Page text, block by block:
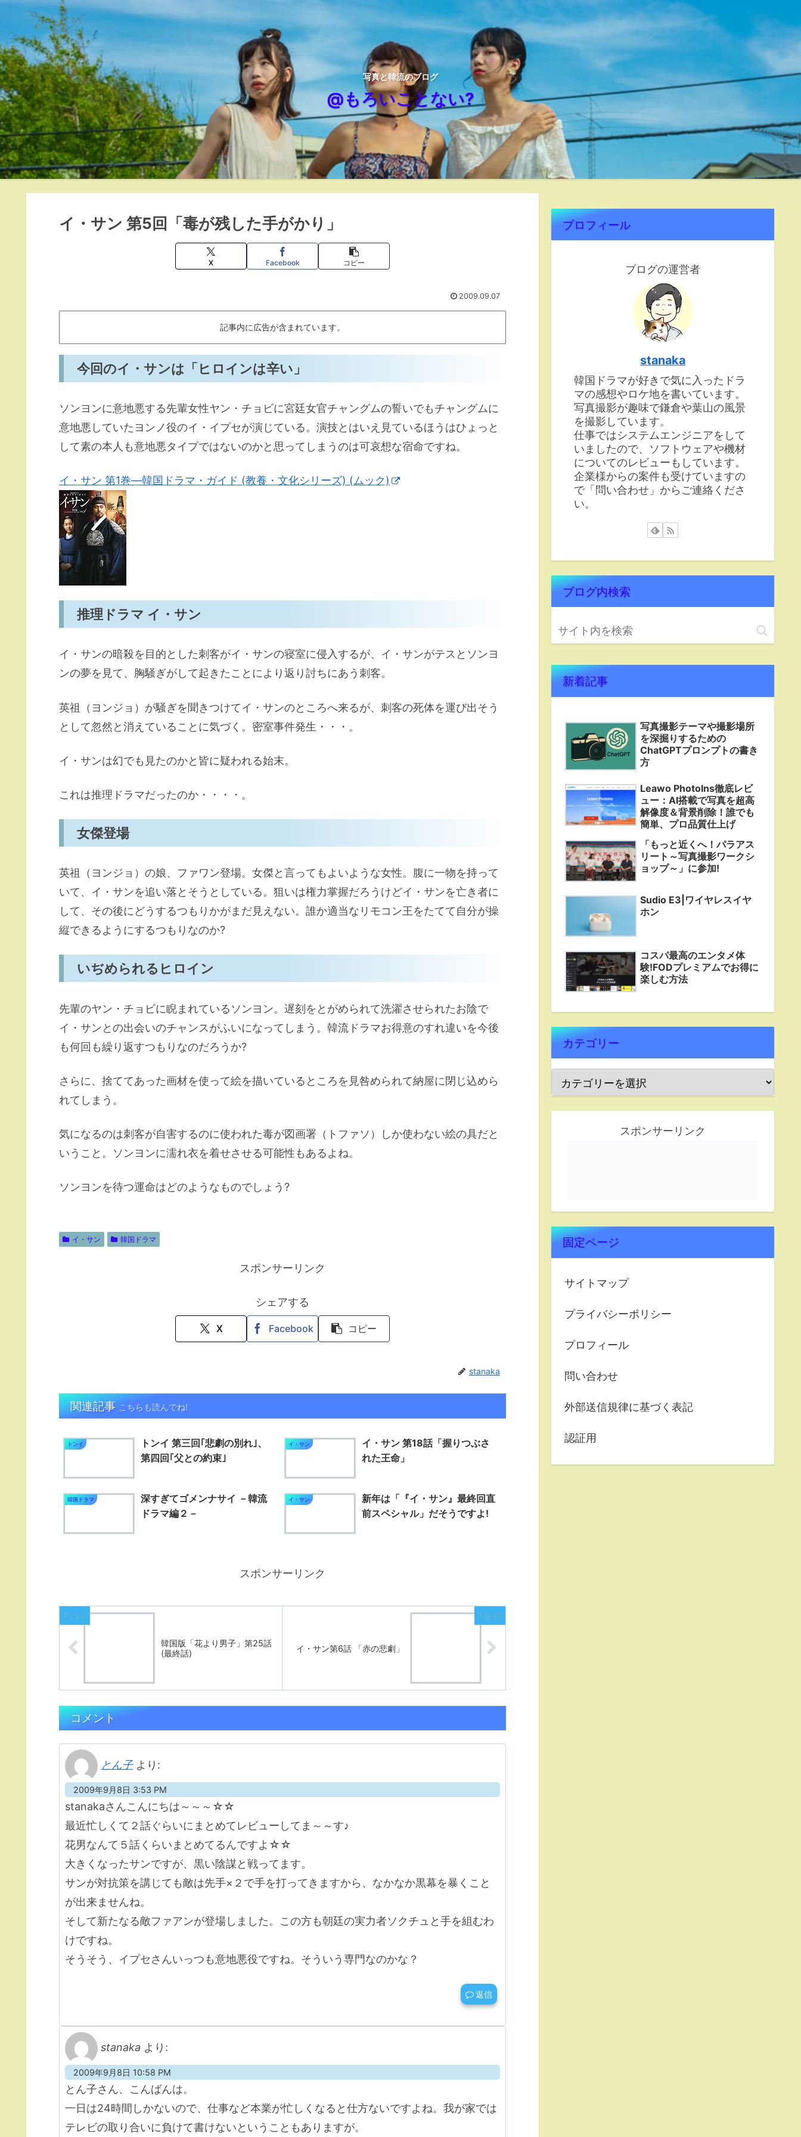
写真と韓流のブログ
@もろいことない?
イ・サン 第5回「毒が残した手がかり」
X Facebook コピー
2009.09.07
記事内に広告が含まれています。
今回のイ・サンは「ヒロインは辛い」
ソンヨンに意地悪する先輩女性ヤン・チョビに宮廷女官チャングムの誓いでもチャングムに
意地悪していたヨンノ役のイ・イプセが演じている。演技とはいえ見ているほうはひょっと
して素の本人も意地悪タイプではないのかと思ってしまうのは可哀想な宿命ですね。
イ・サン 第1巻―韓国ドラマ・ガイド (教養・文化シリーズ) (ムック)
推理ドラマ イ・サン
イ・サンの暗殺を目的とした刺客がイ・サンの寝室に侵入するが、イ・サンがテスとソンヨ
ンの夢を見て、胸騒ぎがして起きたことにより返り討ちにあう刺客。
英祖（ヨンジョ）が騒ぎを聞きつけてイ・サンのところへ来るが、刺客の死体を運び出そう
として忽然と消えていることに気づく。密室事件発生・・・。
イ・サンは幻でも見たのかと皆に疑われる始末。
これは推理ドラマだったのか・・・・。
女傑登場
英祖（ヨンジョ）の娘、ファワン登場。女傑と言ってもよいような女性。腹に一物を持って
いて、イ・サンを追い落とそうとしている。狙いは権力掌握だろうけどイ・サンを亡き者に
して、その後にどうするつもりかがまだ見えない。誰か適当なリモコン王をたてて自分が操
縦できるようにするつもりなのか?
いぢめられるヒロイン
先輩のヤン・チョビに睨まれているソンヨン。遅刻をとがめられて洗濯させられたお陰で
イ・サンとの出会いのチャンスがふいになってしまう。韓流ドラマお得意のすれ違いを今後
も何回も繰り返すつもりなのだろうか?
さらに、捨ててあった画材を使って絵を描いているところを見咎められて納屋に閉じ込めら
れてしまう。
気になるのは刺客が自害するのに使われた毒が図画署（トファソ）しか使わない絵の具だと
いうこと。ソンヨンに濡れ衣を着せさせる可能性もあるよね。
ソンヨンを待つ運命はどのようなものでしょう?
イ・サン 韓国ドラマ
スポンサーリンク
シェアする
X Facebook コピー
stanaka
関連記事こちらも読んでね!
トンイ
トンイ 第三回｢悲劇の別れ｣、
第四回｢父との約束｣
イ・サン
イ・サン 第18話「握りつぶさ
れた王命」
韓国ドラマ
深すぎてゴメンナサイ －韓流
ドラマ編２－
イ・サン
新年は「『イ・サン』最終回直
前スペシャル」だそうですよ!
スポンサーリンク
韓国版「花より男子」第25話
(最終話)
イ・サン第6話 「赤の悲劇」
コメント
とん子 より:
2009年9月8日 3:53 PM
stanakaさんこんにちは～～～☆☆
最近忙しくて２話ぐらいにまとめてレビューしてま～～す♪
花男なんて５話くらいまとめてるんですよ☆☆
大きくなったサンですが、黒い陰謀と戦ってます。
サンが対抗策を講じても敵は先手×２で手を打ってきますから、なかなか黒幕を暴くこと
が出来ませんね。
そして新たなる敵ファアンが登場しました。この方も朝廷の実力者ソクチュと手を組むわ
けですね。
そうそう、イプセさんいっつも意地悪役ですね。そういう専門なのかな？
返信
stanaka より:
2009年9月8日 10:58 PM
とん子さん、こんばんは。
一日は24時間しかないので、仕事など本業が忙しくなると仕方ないですよね。我が家では
テレビの取り合いに負けて書けないということもありますが。
プロフィール
ブログの運営者
stanaka
韓国ドラマが好きで気に入ったドラ
マの感想やロケ地を書いています。
写真撮影が趣味で鎌倉や葉山の風景
を撮影しています。
仕事ではシステムエンジニアをして
いましたので、ソフトウェアや機材
についてのレビューもしています。
企業様からの案件も受けていますの
で「問い合わせ」からご連絡くださ
い。
ブログ内検索
新着記事
写真撮影テーマや撮影場所
を深掘りするための
ChatGPTプロンプトの書き
方
Leawo PhotoIns徹底レビ
ュー：AI搭載で写真を超高
解像度＆背景削除！誰でも
簡単、プロ品質仕上げ
「もっと近くへ！パラアス
リート～写真撮影ワークシ
ョップ～」に参加!
Sudio E3|ワイヤレスイヤ
ホン
コスパ最高のエンタメ体
験!FODプレミアムでお得に
楽しむ方法
カテゴリー
スポンサーリンク
固定ページ
サイトマップ
プライバシーポリシー
プロフィール
問い合わせ
外部送信規律に基づく表記
認証用